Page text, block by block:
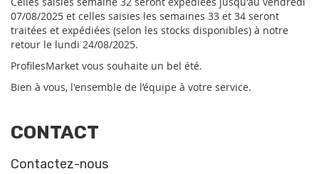
07/08/2025 et celles saisies les semaines 33 et 34 seront
traitées et expédiées (selon les stocks disponibles) à notre
retour le lundi 24/08/2025.
ProfilesMarket vous souhaite un bel été.
Bien à vous, l'ensemble de l’équipe à votre service.
CONTACT
Contactez-nous